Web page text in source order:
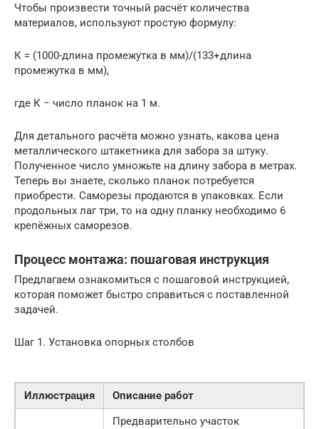
Чтобы произвести точный расчёт количества
материалов, используют простую формулу:
К = (1000-длина промежутка в мм)/(133+длина
промежутка в мм),
где К − число планок на 1 м.
Для детального расчёта можно узнать, какова цена
металлического штакетника для забора за штуку.
Полученное число умножьте на длину забора в метрах.
Теперь вы знаете, сколько планок потребуется
приобрести. Саморезы продаются в упаковках. Если
продольных лаг три, то на одну планку необходимо 6
крепёжных саморезов.
Процесс монтажа: пошаговая инструкция
Предлагаем ознакомиться с пошаговой инструкцией,
которая поможет быстро справиться с поставленной
задачей.
Шаг 1. Установка опорных столбов
Иллюстрация
Описание работ
Предварительно участок